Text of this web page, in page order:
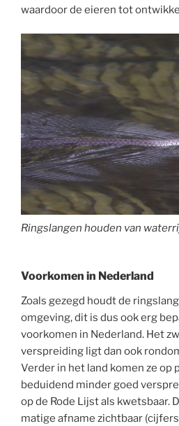
waardoor de eieren tot
Ringslangen houden van
Voorkomen in Nederland
Zoals gezegd houdt de
omgeving, dit is dus ook erg
voorkomen in Nederland. Het
verspreiding ligt dan ook
Verder in het land komen ze op
beduidend minder goed
op de Rode Lijst als kwetsbaar.
matige afname zichtbaar